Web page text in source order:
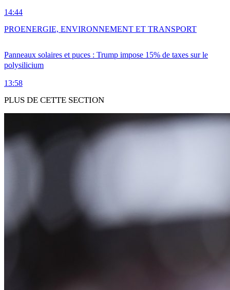
14:44
Panneaux solaires et puces : Trump impose 15% de taxes sur le
polysilicium
13:58
PROENERGIE, ENVIRONNEMENT ET TRANSPORT
PLUS DE CETTE SECTION